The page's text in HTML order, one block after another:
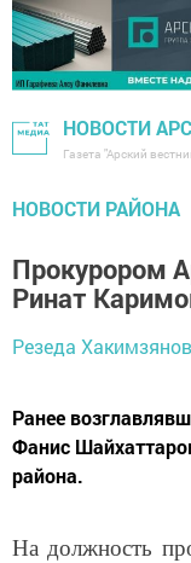
НОВОСТИ
Газета "Арский
НОВОСТИ РАЙОНА
Прокурором
Ринат
Резеда
Ранее
Фанис
района.
На должность